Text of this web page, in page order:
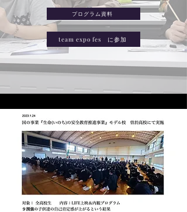
プログラム資料
team expo fes に参加